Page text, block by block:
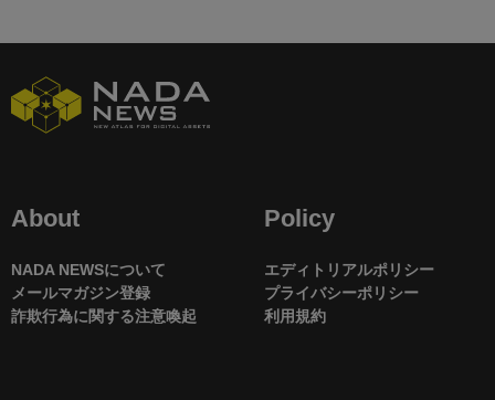
About
NADA NEWSについて
メールマガジン登録
詐欺行為に関する注意喚起
Policy
エディトリアルポリシー
プライバシーポリシー
利用規約